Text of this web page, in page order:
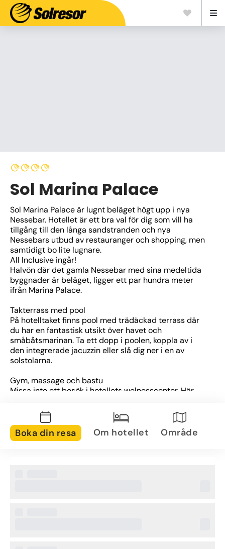
Sol Marina Palace
Sol Marina Palace är lugnt beläget högt upp i nya
Nessebar. Hotellet är ett bra val för dig som vill ha
tillgång till den långa sandstranden och nya
Nessebars utbud av restauranger och shopping, men
samtidigt bo lite lugnare.
All Inclusive ingår!
Halvön där det gamla Nessebar med sina medeltida
byggnader är beläget, ligger ett par hundra meter
ifrån Marina Palace.
Takterrass med pool
På hotelltaket finns pool med trädäckad terrass där
du har en fantastisk utsikt över havet och
småbåtsmarinan. Ta ett dopp i poolen, koppla av i
den integrerade jacuzzin eller slå dig ner i en av
solstolarna.
Gym, massage och bastu
Missa inte ett besök i hotellets welnesscenter. Här
i bastun. Vill du få upp pulsen, kan du köra ett pass i
gymmet.
Boka din resa Om hotellet Område